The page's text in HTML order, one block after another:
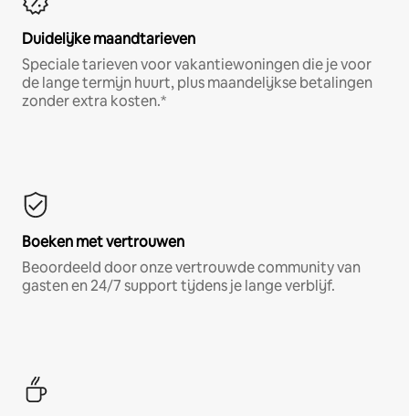
Duidelijke maandtarieven
Speciale tarieven voor vakantiewoningen die je voor
de lange termijn huurt, plus maandelijkse betalingen
zonder extra kosten.*
Boeken met vertrouwen
Beoordeeld door onze vertrouwde community van
gasten en 24/7 support tijdens je lange verblijf.